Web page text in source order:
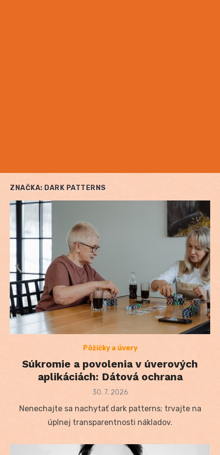
ZNAČKA: DARK PATTERNS
Pôžičky a úvery
Súkromie a povolenia v úverových
aplikáciách: Dátová ochrana
Posted
30. 7. 2026
Nenechajte sa nachytať dark patterns; trvajte na
úplnej transparentnosti nákladov.